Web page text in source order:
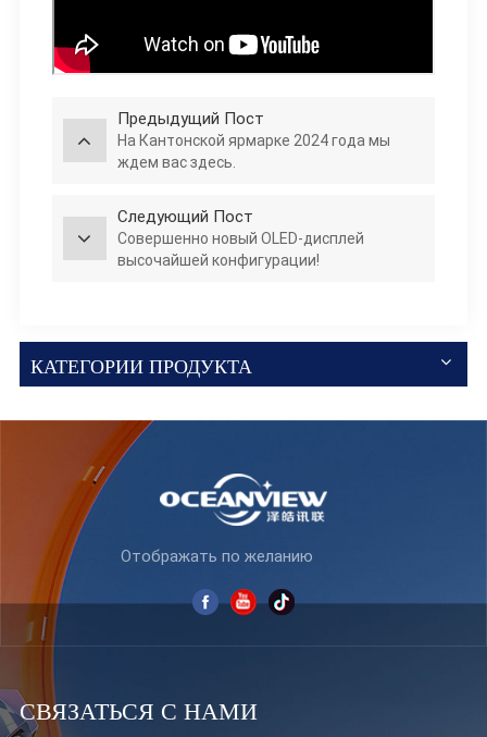
Предыдущий Пост
На Кантонской ярмарке 2024 года мы
ждем вас здесь.
Следующий Пост
Совершенно новый OLED-дисплей
высочайшей конфигурации!
КАТЕГОРИИ ПРОДУКТА
Отображать по желанию
СВЯЗАТЬСЯ С НАМИ